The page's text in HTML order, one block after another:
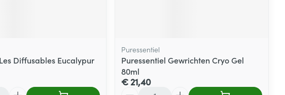
Diffusables Eucalypur
Puressentiel
Puressentiel Gewrichten Cryo Gel
80ml
€ 21,40